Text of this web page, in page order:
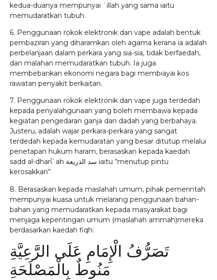
kedua-duanya mempunyai ʿillah yang sama iaitu
memudaratkan tubuh.
6. Penggunaan rokok elektronik dan vape adalah bentuk
pembaziran yang diharamkan oleh agama kerana ia adalah
perbelanjaan dalam perkara yang sia-sia, tidak berfaedah,
dan malahan memudaratkan tubuh. Ia juga
membebankan ekonomi negara bagi membiayai kos
rawatan penyakit berkaitan.
7. Penggunaan rokok elektronik dan vape juga terdedah
kepada penyalahgunaan yang boleh membawa kepada
kegiatan pengedaran ganja dan dadah yang berbahaya.
Justeru, adalah wajar perkara-perkara yang sangat
terdedah kepada kemudaratan yang besar ditutup melalui
penetapan hukum haram, berasaskan kepada kaedah
sadd al-dharīʿah سد الذريعة iaitu “menutup pintu
kerosakkan”
8. Berasaskan kepada maslahah umum, pihak pemerintah
mempunyai kuasa untuk melarang penggunaan bahan-
bahan yang memudaratkan kepada masyarakat bagi
menjaga kepentingan umum (maslahah ammah)mereka
berdasarkan kaedah fiqh:
تَصَرُّفُ الْإِمَامِ عَلَى الرَّعِيَّةِ
مَنُوطٌ بِالْمَصْلَحَةِ